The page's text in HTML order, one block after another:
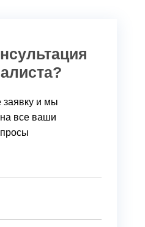
заявку и мы
все ваши